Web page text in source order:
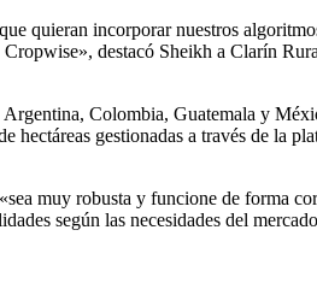
quieran incorporar nuestros
destacó Sheikh a Clarín
Colombia, Guatemala y
gestionadas a través de la
muy robusta y funcione de forma
según las necesidades del